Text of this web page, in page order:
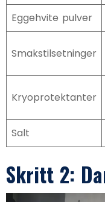
Eggehvite pulver
Smakstilsetninger
Kryoprotektanter
Salt
Skritt 2: